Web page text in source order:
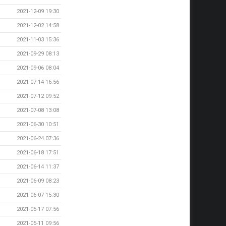
2021-12-09 19:30
2021-12-02 14:58
2021-11-03 15:36
2021-09-29 08:13
2021-09-06 08:04
2021-07-14 16:56
2021-07-12 09:52
2021-07-08 13:08
2021-06-30 10:51
2021-06-24 07:36
2021-06-18 17:51
2021-06-14 11:37
2021-06-09 08:23
2021-06-07 15:30
2021-05-17 07:56
2021-05-11 09:56